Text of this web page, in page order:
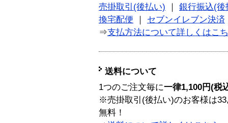
売掛取引(後払い)
銀行振込(後
換宅配便
セブンイレブン決済
⇒支払方法について詳しくはこ
送料について
1つのご注文毎に一律1,100円(税
※売掛取引(後払い)のお客様は
無料！